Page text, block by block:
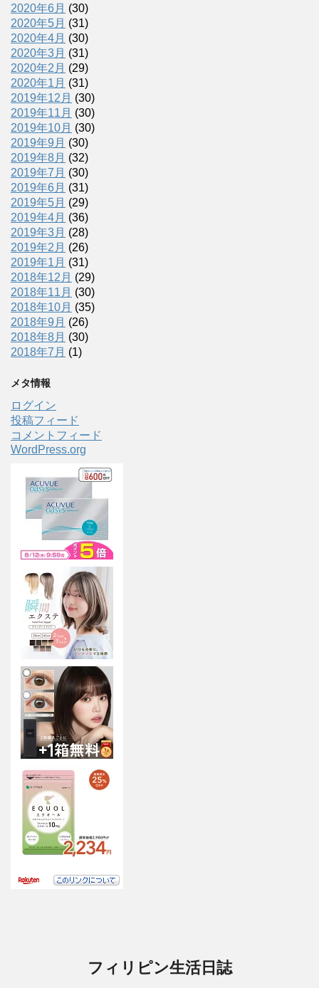
2020年6月 (30)
2020年5月 (31)
2020年4月 (30)
2020年3月 (31)
2020年2月 (29)
2020年1月 (31)
2019年12月 (30)
2019年11月 (30)
2019年10月 (30)
2019年9月 (30)
2019年8月 (32)
2019年7月 (30)
2019年6月 (31)
2019年5月 (29)
2019年4月 (36)
2019年3月 (28)
2019年2月 (26)
2019年1月 (31)
2018年12月 (29)
2018年11月 (30)
2018年10月 (35)
2018年9月 (26)
2018年8月 (30)
2018年7月 (1)
メタ情報
ログイン
投稿フィード
コメントフィード
WordPress.org
フィリピン生活日誌